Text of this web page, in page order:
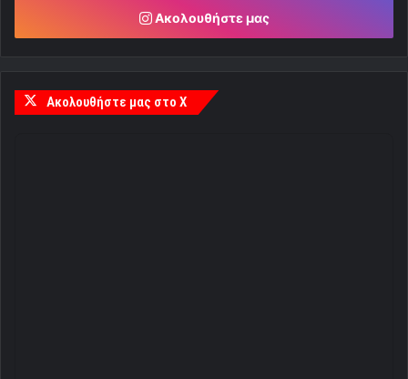
Ακολουθήστε μας
Ακολουθήστε μας στο X